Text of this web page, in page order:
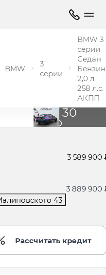
BMW
3
серии
BMW 3
серии
Седан
Бензин
2,0 л
258 л.с.
АКПП
Ещё 30
фото
3 589 900
43
3 889 900
Рассчитать кредит